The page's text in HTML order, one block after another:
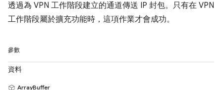
透過為 VPN 工作階段建立的通道傳送 IP 封包。只有在 VPN
工作階段屬於擴充功能時，這項作業才會成功。
參數
資料
ArrayBuffer